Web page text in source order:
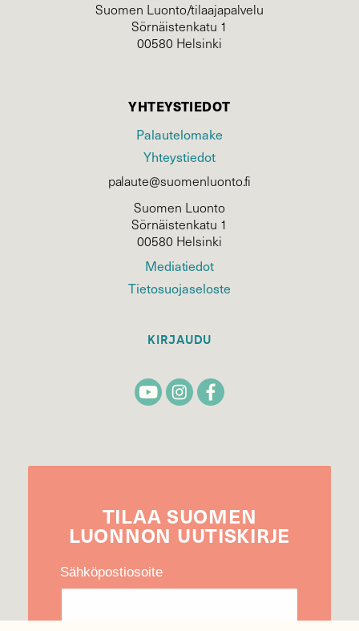
Suomen Luonto/tilaajapalvelu
Sörnäistenkatu 1
00580 Helsinki
YHTEYSTIEDOT
Palautelomake
Yhteystiedot
palaute@suomenluonto.fi
Suomen Luonto
Sörnäistenkatu 1
00580 Helsinki
Mediatiedot
Tietosuojaseloste
KIRJAUDU
TILAA SUOMEN
LUONNON UUTIS­KIRJE
Sähköpostiosoite